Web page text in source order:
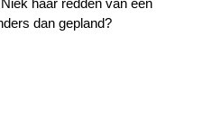
haar redden van een
dan gepland?